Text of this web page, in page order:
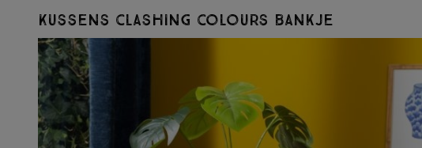
Kussens clashing colours bankje